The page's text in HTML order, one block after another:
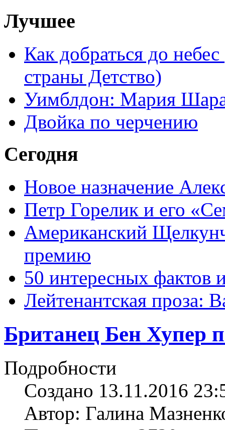
Лучшее
Как добраться до
страны Детство)
Уимблдон: Мария
Двойка по черчению
Сегодня
Новое назначение
Петр Горелик и его
Американский
премию
50 интересных фактов
Лейтенантская проза:
Британец Бен Хупер
Подробности
Создано 13.11.2016
Автор: Галина